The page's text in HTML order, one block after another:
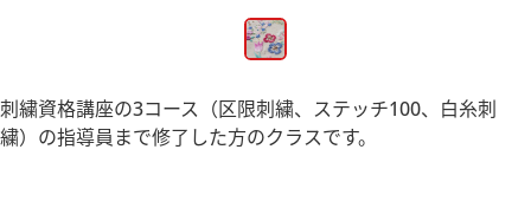
刺繍資格講座の3コース（区限刺繍、ステッチ100、白糸刺
繍）の指導員まで修了した方のクラスです。